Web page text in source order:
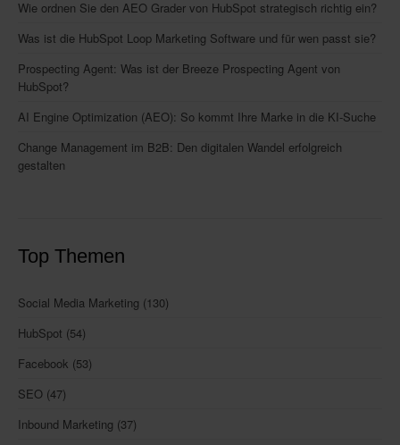
Wie ordnen Sie den AEO Grader von HubSpot strategisch richtig ein?
Was ist die HubSpot Loop Marketing Software und für wen passt sie?
Prospecting Agent: Was ist der Breeze Prospecting Agent von
HubSpot?
AI Engine Optimization (AEO): So kommt Ihre Marke in die KI-Suche
Change Management im B2B: Den digitalen Wandel erfolgreich
gestalten
Top Themen
Social Media Marketing (130)
HubSpot (54)
Facebook (53)
SEO (47)
Inbound Marketing (37)